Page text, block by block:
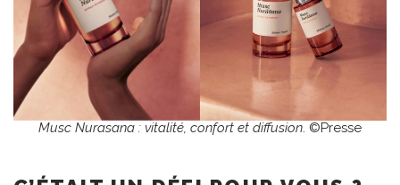
Musc Nurasana : vitalité, confort et diffusion. ©Presse